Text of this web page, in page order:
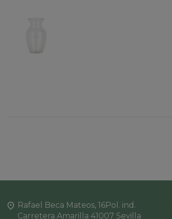
Rafael Beca Mateos, 16Pol. ind.
Carretera Amarilla 41007 Sevilla